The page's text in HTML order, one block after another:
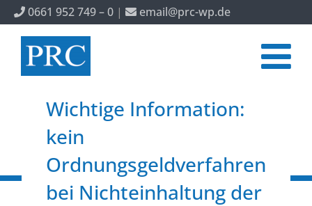
0661 952 749 – 0 | email@prc-wp.de
Wichtige Information:
kein
Ordnungsgeldverfahren
bei Nichteinhaltung der